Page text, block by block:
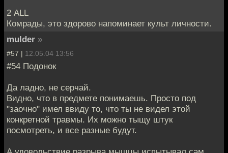
2 ALL
Комрады, это здорово напоминает культ личности.
mulder »
#57 | 12.05.04 13:56
#54 Подонок
Да ладно, не серчай.
Видно, что в предмете понимаешь. Просто под
"заочно" имел ввиду то, что ты не видел этой
конкретной травмы. Их можно тыщу штук
посмотреть, и все разные будут.